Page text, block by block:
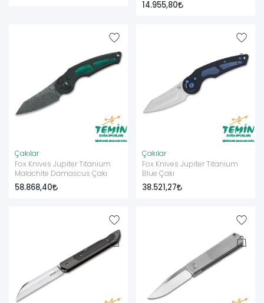
14.955,80
Çakılar
Fox Knives Jupiter Titanium
Malachite Damascus Çakı
58.868,40
Çakılar
Fox Knives Jupiter Titanium
Blue Çakı
38.521,27